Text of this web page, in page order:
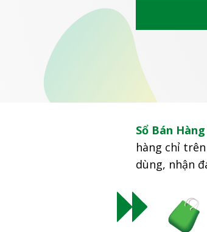
Sổ Bán
hàng chỉ
dùng, nhận